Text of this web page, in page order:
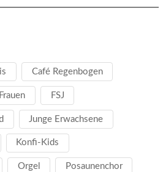
Café Regenbogen
Frauen FSJ
Junge Erwachsene
Konfi-Kids
Orgel Posaunenchor